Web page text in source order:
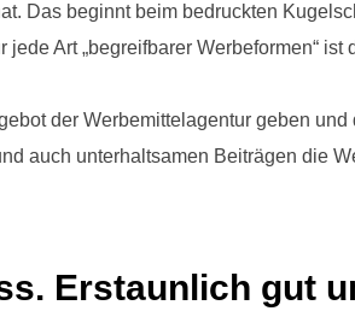
Das beginnt beim bedruckten
Art „begreifbarer Werbeformen“
der Werbemittelagentur geben
auch unterhaltsamen Beiträgen die
Erstaunlich gut